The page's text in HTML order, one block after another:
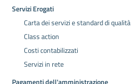
Servizi Erogati
Carta dei servizi e standard di qualità
Class action
Costi contabilizzati
Servizi in rete
Pagamenti dell'amministrazione